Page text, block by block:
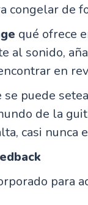
congelar de
qué ofrece
al sonido,
en
se puede
de la
casi nunca
para